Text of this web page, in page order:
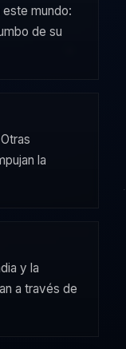
este mundo:
de su
la
y la
a través de